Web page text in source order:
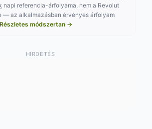
napi referencia-árfolyama, nem a Revolut
— az alkalmazásban érvényes árfolyam
Részletes módszertan →
HIRDETÉS